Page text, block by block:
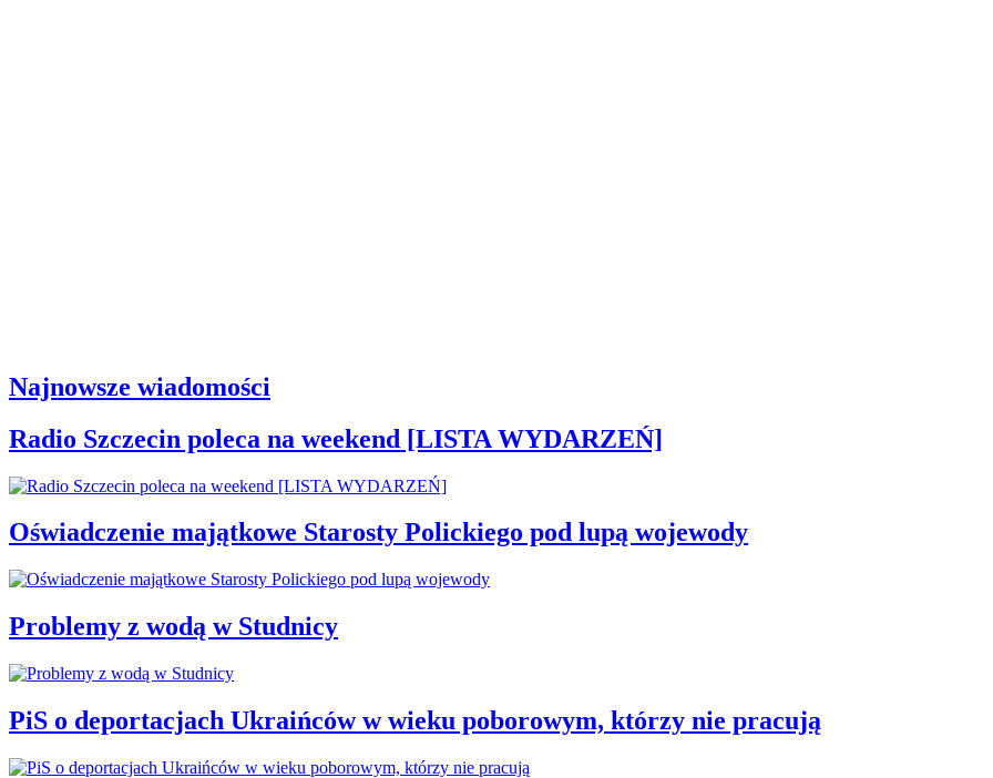
Najnowsze wiadomości
Radio Szczecin poleca na weekend [LISTA WYDARZEŃ]
Oświadczenie majątkowe Starosty Polickiego pod lupą wojewody
Problemy z wodą w Studnicy
PiS o deportacjach Ukraińców w wieku poborowym, którzy nie pracują